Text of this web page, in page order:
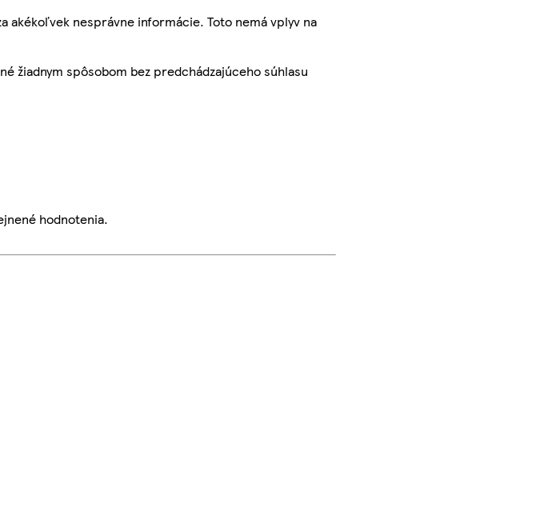
akékoľvek nesprávne informácie. Toto nemá vplyv na
žiadnym spôsobom bez predchádzajúceho súhlasu
hodnotenia.